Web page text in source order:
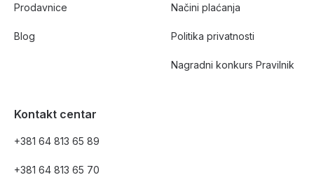
Prodavnice
Blog
Načini plaćanja
Politika privatnosti
Nagradni konkurs Pravilnik
Kontakt centar
+381 64 813 65 89
+381 64 813 65 70